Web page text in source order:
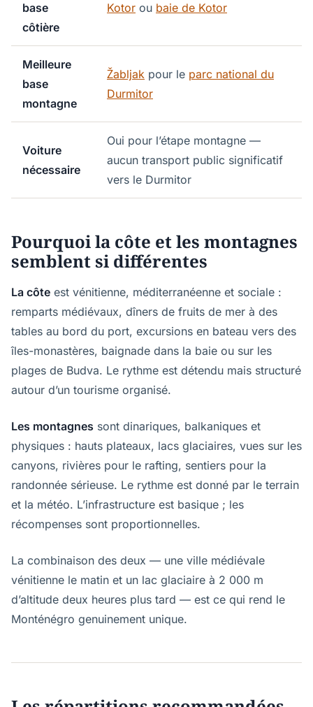
base
côtière
Kotor ou baie de Kotor
Meilleure
base
montagne
Žabljak pour le parc national du
Durmitor
Voiture
nécessaire
Oui pour l’étape montagne —
aucun transport public significatif
vers le Durmitor
Pourquoi la côte et les montagnes
semblent si différentes
La côte est vénitienne, méditerranéenne et sociale :
remparts médiévaux, dîners de fruits de mer à des
tables au bord du port, excursions en bateau vers des
îles-monastères, baignade dans la baie ou sur les
plages de Budva. Le rythme est détendu mais structuré
autour d’un tourisme organisé.
Les montagnes sont dinariques, balkaniques et
physiques : hauts plateaux, lacs glaciaires, vues sur les
canyons, rivières pour le rafting, sentiers pour la
randonnée sérieuse. Le rythme est donné par le terrain
et la météo. L’infrastructure est basique ; les
récompenses sont proportionnelles.
La combinaison des deux — une ville médiévale
vénitienne le matin et un lac glaciaire à 2 000 m
d’altitude deux heures plus tard — est ce qui rend le
Monténégro genuinement unique.